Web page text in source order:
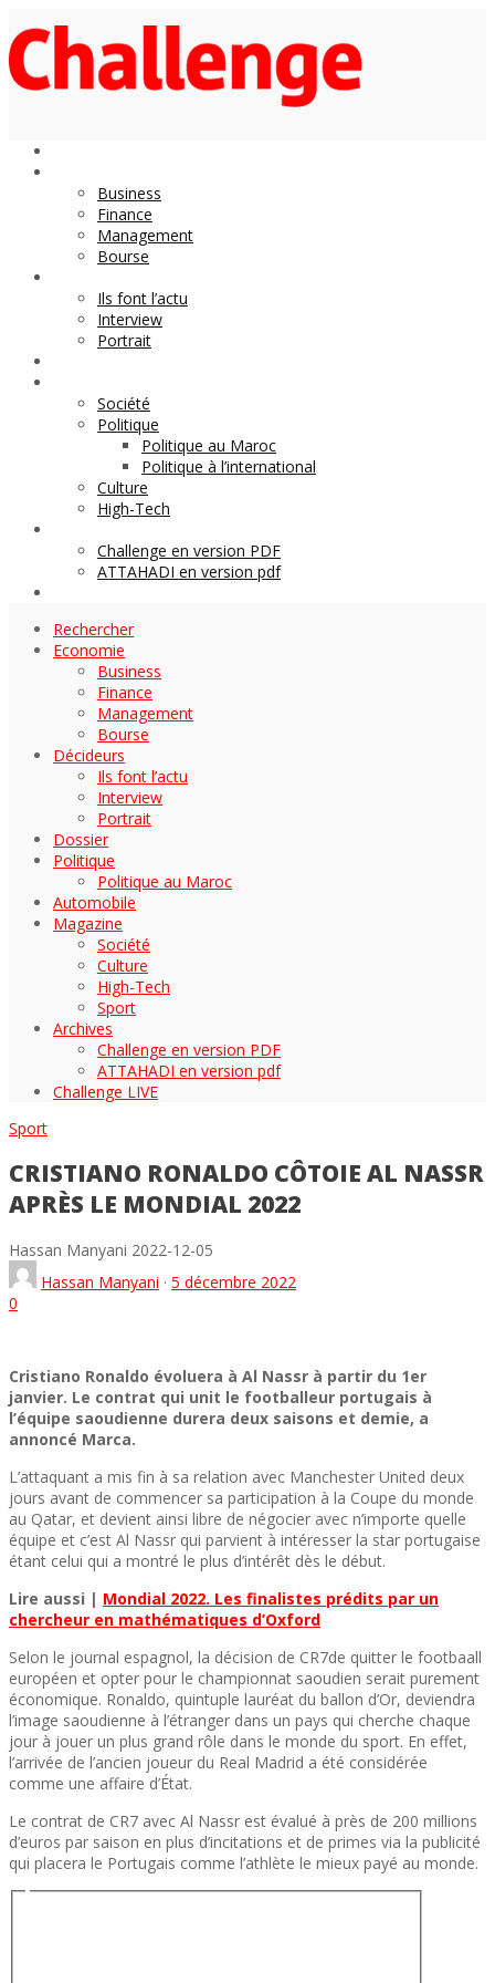
Business
Finance
Management
Bourse
Ils font l’actu
Interview
Portrait
Société
Politique
Politique au Maroc
Politique à l’international
Culture
High-Tech
Challenge en version PDF
ATTAHADI en version pdf
Rechercher
Economie
Business
Finance
Management
Bourse
Décideurs
Ils font l’actu
Interview
Portrait
Dossier
Politique
Politique au Maroc
Automobile
Magazine
Société
Culture
High-Tech
Sport
Archives
Challenge en version PDF
ATTAHADI en version pdf
Challenge LIVE
Sport
CRISTIANO RONALDO CÔTOIE AL NASSR
APRÈS LE MONDIAL 2022
Hassan Manyani 2022-12-05
Hassan Manyani · 5 décembre 2022
0
Cristiano Ronaldo évoluera à Al Nassr à partir du 1er
janvier. Le contrat qui unit le footballeur portugais à
l’équipe saoudienne durera deux saisons et demie, a
annoncé Marca.
L’attaquant a mis fin à sa relation avec Manchester United deux
jours avant de commencer sa participation à la Coupe du monde
au Qatar, et devient ainsi libre de négocier avec n’importe quelle
équipe et c’est Al Nassr qui parvient à intéresser la star portugaise
étant celui qui a montré le plus d’intérêt dès le début.
Lire aussi | Mondial 2022. Les finalistes prédits par un
chercheur en mathématiques d’Oxford
Selon le journal espagnol, la décision de CR7de quitter le footbaall
européen et opter pour le championnat saoudien serait purement
économique. Ronaldo, quintuple lauréat du ballon d’Or, deviendra
l’image saoudienne à l’étranger dans un pays qui cherche chaque
jour à jouer un plus grand rôle dans le monde du sport. En effet,
l’arrivée de l’ancien joueur du Real Madrid a été considérée
comme une affaire d’État.
Le contrat de CR7 avec Al Nassr est évalué à près de 200 millions
d’euros par saison en plus d’incitations et de primes via la publicité
qui placera le Portugais comme l’athlète le mieux payé au monde.